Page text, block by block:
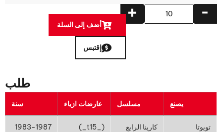
+ -
أضف إلى السلة
إقتبس
طلب
يصنع مسلسل عارضات ازياء سنة
تويوتا كارينا الرابع (_t15_)
1983-1987